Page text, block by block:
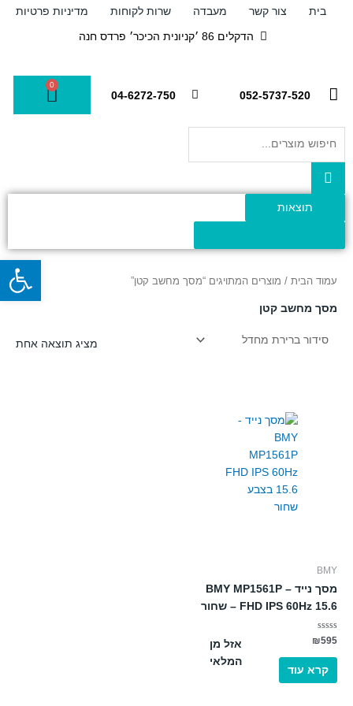
בית צור קשר מעבדה שרות לקוחות
מדיניות פרטיות
הדקלים 86 ׳קניונית הכיכר׳ פרדס חנה
052-5737-520
04-6272-750
0
עגלת
קניות
תוצאות
עמוד הבית / מוצרים המתויגים “מסך מחשב קטן”
מסך מחשב קטן
מציג תוצאה אחת
אזל מן
המלאי
BMY
מסך נייד – BMY MP1561P
FHD IPS 60Hz 15.6 – שחור
דורג
מתוך
₪595
קרא עוד